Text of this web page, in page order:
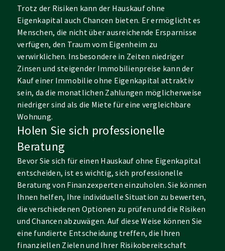
Trotz der Risiken kann der Hauskauf ohne
Eigenkapital auch Chancen bieten. Er ermöglicht es
Menschen, die nicht über ausreichende Ersparnisse
verfügen, den Traum vom Eigenheim zu
verwirklichen. Insbesondere in Zeiten niedriger
Zinsen und steigender Immobilienpreise kann der
Kauf einer Immobilie ohne Eigenkapital attraktiv
sein, da die monatlichen Zahlungen möglicherweise
niedriger sind als die Miete für eine vergleichbare
Wohnung.
Holen Sie sich professionelle
Beratung
Bevor Sie sich für einen Hauskauf ohne Eigenkapital
entscheiden, ist es wichtig, sich professionelle
Beratung von Finanzexperten einzuholen. Sie können
Ihnen helfen, Ihre individuelle Situation zu bewerten,
die verschiedenen Optionen zu prüfen und die Risiken
und Chancen abzuwägen. Auf diese Weise können Sie
eine fundierte Entscheidung treffen, die Ihren
finanziellen Zielen und Ihrer Risikobereitschaft